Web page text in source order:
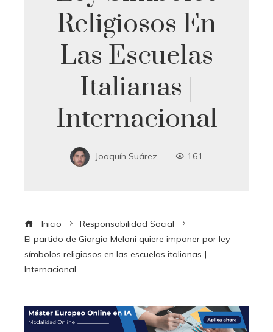
Religiosos En
Las Escuelas
Italianas |
Internacional
Joaquín Suárez 161
Inicio
Responsabilidad Social
El partido de Giorgia Meloni quiere imponer por ley
símbolos religiosos en las escuelas italianas |
Internacional